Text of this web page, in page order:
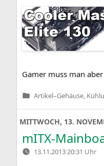
Gamer muss man
Veröffentlicht
Artikel–Gehäuse,
MITTWOCH, 13.
mITX-
13.11.2013 20:31 Uhr